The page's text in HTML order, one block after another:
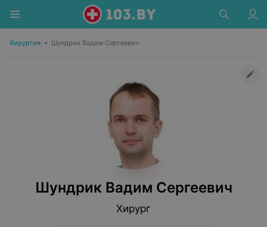
Хирургия • Шундрик Вадим Сергеевич
Шундрик Вадим Сергеевич
Хирург